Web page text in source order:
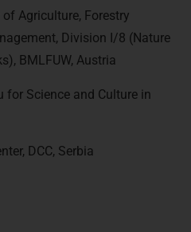
Agriculture, Forestry
Division I/8 (Nature
BMLFUW, Austria
for Science and Culture in
DCC, Serbia